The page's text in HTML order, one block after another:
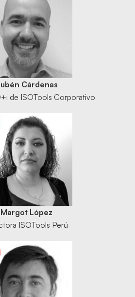
Cárdenas
de ISOTools Corporativo
Margot López
ISOTools Perú